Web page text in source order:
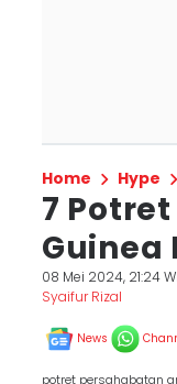
Home Hype
7
Guinea
08 Mei 2024, 21:24
Syaifur Rizal
News
potret persahabatan